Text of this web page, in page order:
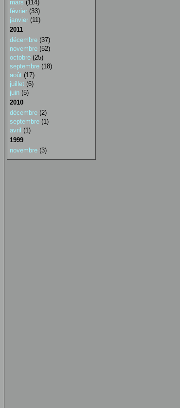
mars (114)
février (33)
janvier (11)
2011
décembre (37)
novembre (52)
octobre (25)
septembre (18)
août (17)
juillet (6)
juin (5)
2010
décembre (2)
septembre (1)
avril (1)
1999
novembre (3)